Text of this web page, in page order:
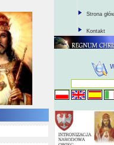
Strona
Kontakt